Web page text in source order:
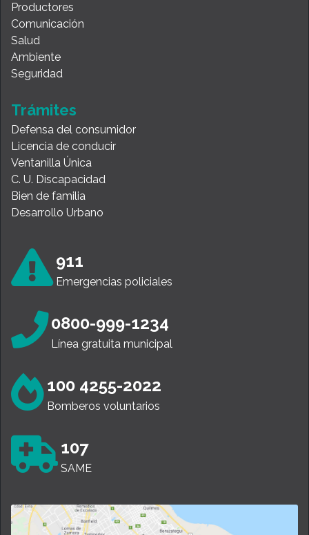
Productores
Comunicación
Salud
Ambiente
Seguridad
Trámites
Defensa del consumidor
Licencia de conducir
Ventanilla Única
C. U. Discapacidad
Bien de familia
Desarrollo Urbano
911
Emergencias policiales
0800-999-1234
Línea gratuita municipal
100 4255-2022
Bomberos voluntarios
107
SAME